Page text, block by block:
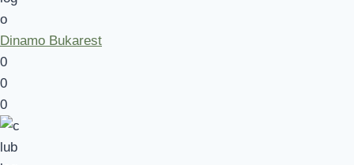
Dinamo Bukarest
0
0
0